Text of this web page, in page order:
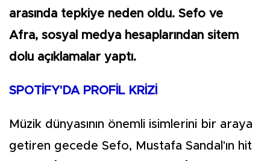
arasında tepkiye neden oldu. Sefo ve
Afra, sosyal medya hesaplarından sitem
dolu açıklamalar yaptı.
SPOTİFY'DA PROFİL KRİZİ
Müzik dünyasının önemli isimlerini bir araya
getiren gecede Sefo, Mustafa Sandal'ın hit